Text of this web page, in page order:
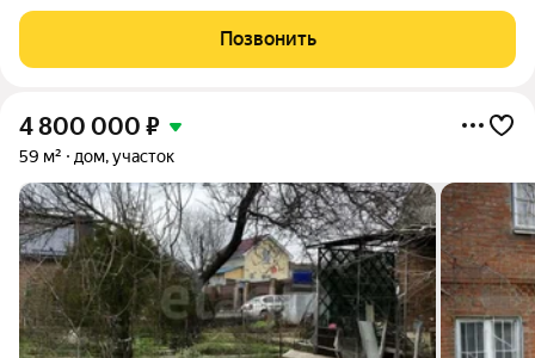
готовое решение для гостиничного бизнеса. 22
изолированные комнаты позволяют
Позвонить
4 800 000 ₽
59 м² дом, участок